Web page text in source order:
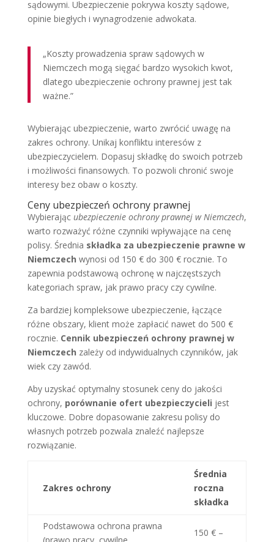
sądowymi. Ubezpieczenie pokrywa koszty sądowe,
opinie biegłych i wynagrodzenie adwokata.
„Koszty prowadzenia spraw sądowych w
Niemczech mogą sięgać bardzo wysokich kwot,
dlatego ubezpieczenie ochrony prawnej jest tak
ważne.”
Wybierając ubezpieczenie, warto zwrócić uwagę na
zakres ochrony. Unikaj konfliktu interesów z
ubezpieczycielem. Dopasuj składkę do swoich potrzeb
i możliwości finansowych. To pozwoli chronić swoje
interesy bez obaw o koszty.
Ceny ubezpieczeń ochrony prawnej
Wybierając ubezpieczenie ochrony prawnej w Niemczech,
warto rozważyć różne czynniki wpływające na cenę
polisy. Średnia składka za ubezpieczenie prawne w
Niemczech wynosi od 150 € do 300 € rocznie. To
zapewnia podstawową ochronę w najczęstszych
kategoriach spraw, jak prawo pracy czy cywilne.
Za bardziej kompleksowe ubezpieczenie, łączące
różne obszary, klient może zapłacić nawet do 500 €
rocznie. Cennik ubezpieczeń ochrony prawnej w
Niemczech zależy od indywidualnych czynników, jak
wiek czy zawód.
Aby uzyskać optymalny stosunek ceny do jakości
ochrony, porównanie ofert ubezpieczycieli jest
kluczowe. Dobre dopasowanie zakresu polisy do
własnych potrzeb pozwala znaleźć najlepsze
rozwiązanie.
Zakres ochrony
Średnia
roczna
składka
Podstawowa ochrona prawna
150 € –